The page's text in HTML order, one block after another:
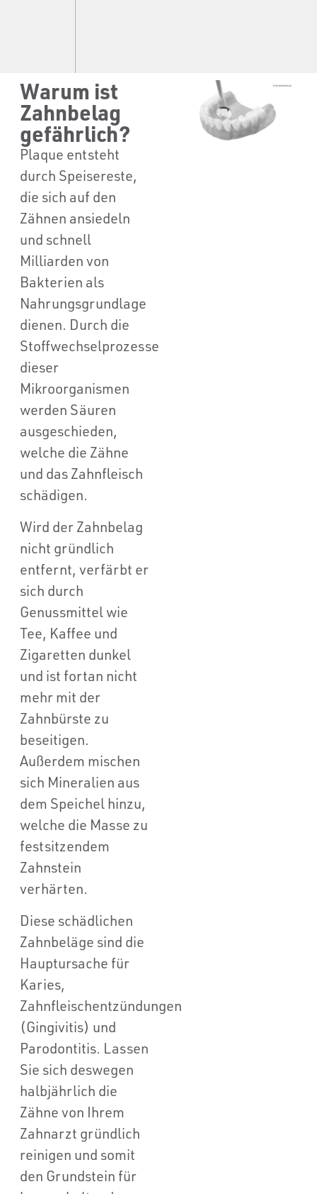
Warum ist
Zahnbelag
gefährlich?
Plaque entsteht
durch Speisereste,
die sich auf den
Zähnen ansiedeln
und schnell
Milliarden von
Bakterien als
Nahrungsgrundlage
dienen. Durch die
Stoffwechselprozesse
dieser
Mikroorganismen
werden Säuren
ausgeschieden,
welche die Zähne
und das Zahnfleisch
schädigen.
Wird der Zahnbelag
nicht gründlich
entfernt, verfärbt er
sich durch
Genussmittel wie
Tee, Kaffee und
Zigaretten dunkel
und ist fortan nicht
mehr mit der
Zahnbürste zu
beseitigen.
Außerdem mischen
sich Mineralien aus
dem Speichel hinzu,
welche die Masse zu
festsitzendem
Zahnstein
verhärten.
Diese schädlichen
Zahnbeläge sind die
Hauptursache für
Karies,
Zahnfleischentzündungen
(Gingivitis) und
Parodontitis. Lassen
Sie sich deswegen
halbjährlich die
Zähne von Ihrem
Zahnarzt gründlich
reinigen und somit
den Grundstein für